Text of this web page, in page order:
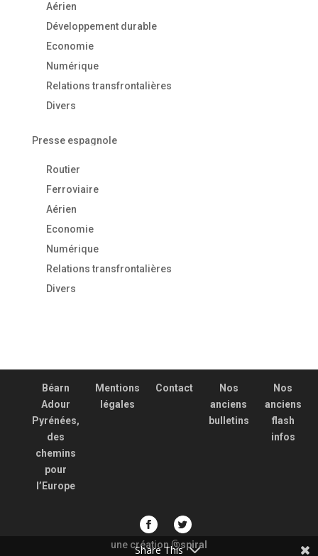
Aérien
Développement durable
Economie
Numérique
Relations transfrontalières
Divers
Presse espagnole
Routier
Ferroviaire
Aérien
Economie
Numérique
Relations transfrontalières
Divers
Béarn
Adour
Pyrénées,
des
chemins
pour
l’Europe
Mentions
légales
Contact
Nos
anciens
bulletins
Nos
anciens
flash
infos
une création@spiral
Share This